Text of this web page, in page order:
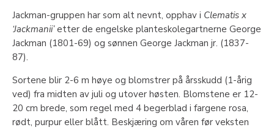
Jackman-gruppen har som alt nevnt, opphav i Clematis x
‘Jackmanii’etter de engelske planteskolegartnerne George
Jackman (1801-69) og sønnen George Jackman jr. (1837-
87).
Sortene blir 2-6 m høye og blomstrer på årsskudd (1-årig
ved) fra midten av juli og utover høsten. Blomstene er 12-
20 cm brede, som regel med 4 begerblad i fargene rosa,
rødt, purpur eller blått. Beskjæring om våren før veksten